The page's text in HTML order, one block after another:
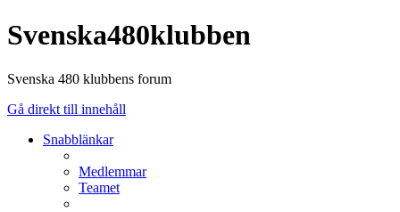
Svenska480klubben
Svenska 480 klubbens forum
Gå direkt till innehåll
Snabblänkar
Medlemmar
Teamet